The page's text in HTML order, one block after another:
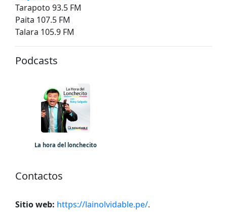
Tarapoto 93.5 FM
Paita 107.5 FM
Talara 105.9 FM
Podcasts
La hora del lonchecito
Contactos
Sitio web: https://lainolvidable.pe/.